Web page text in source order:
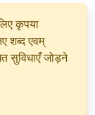
कृपया
शब्द एवम्
सुविधाएँ जोड़ने